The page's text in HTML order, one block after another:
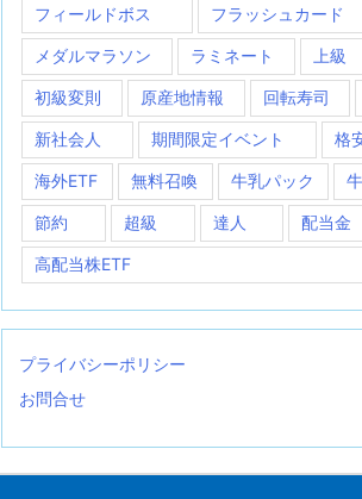
フィールドボス フラッシュカード
メダルマラソン ラミネート 上級
初級変則 原産地情報 回転寿司
新社会人 期間限定イベント 格
海外ETF 無料召喚 牛乳パック
節約 超級 達人 配当金
高配当株ETF
プライバシーポリシー
お問合せ